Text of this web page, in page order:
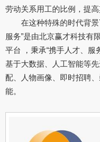
劳动关系用工的比例，提高
在这种特殊的时代背景
服务”是由北京赢才科技有
平台 ，秉承“携手人才、服
基于大数据、人工智能等
配、人物画像、即时招聘
能。